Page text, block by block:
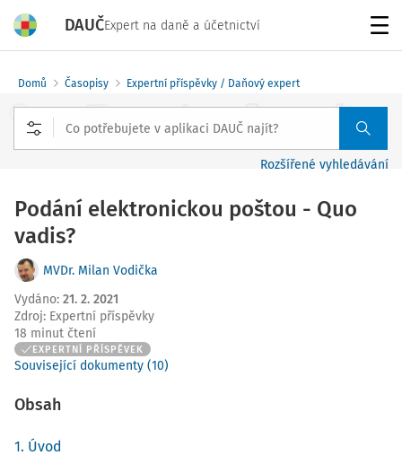
DAUČExpert na daně a účetnictví
Domů Časopisy Expertní příspěvky / Daňový expert
Rozšířené vyhledávání
Podání elektronickou poštou - Quo
vadis?
MVDr. Milan Vodička
Vydáno: 21. 2. 2021
Zdroj: Expertní příspěvky
18 minut čtení
EXPERTNÍ PŘÍSPĚVEK
Související dokumenty (10)
Obsah
1. Úvod